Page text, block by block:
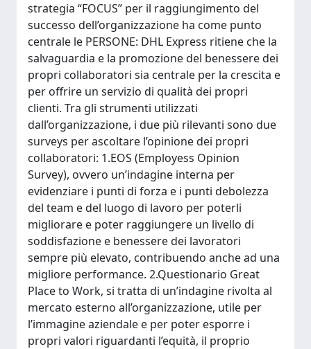
strategia “FOCUS” per il raggiungimento del
successo dell’organizzazione ha come punto
centrale le PERSONE: DHL Express ritiene che la
salvaguardia e la promozione del benessere dei
propri collaboratori sia centrale per la crescita e
per offrire un servizio di qualità dei propri
clienti. Tra gli strumenti utilizzati
dall’organizzazione, i due più rilevanti sono due
surveys per ascoltare l’opinione dei propri
collaboratori: 1.EOS (Employess Opinion
Survey), ovvero un’indagine interna per
evidenziare i punti di forza e i punti debolezza
del team e del luogo di lavoro per poterli
migliorare e poter raggiungere un livello di
soddisfazione e benessere dei lavoratori
sempre più elevato, contribuendo anche ad una
migliore performance. 2.Questionario Great
Place to Work, si tratta di un’indagine rivolta al
mercato esterno all’organizzazione, utile per
l’immagine aziendale e per poter esporre i
propri valori riguardanti l’equità, il proprio